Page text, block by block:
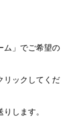
ム」でご希望の
リックしてくだ
します。